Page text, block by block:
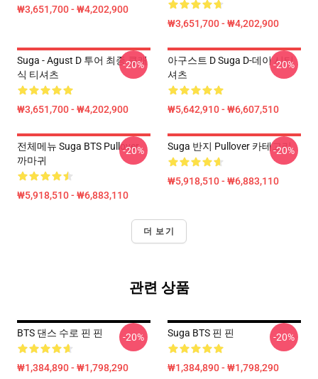
₩3,651,700 - ₩4,202,900
₩3,651,700 - ₩4,202,900
Suga - Agust D 투어 최종 클래
식 티셔츠
₩3,651,700 - ₩4,202,900
-20%
아구스트 D Suga D-데이 시티
셔츠
₩5,642,910 - ₩6,607,510
-20%
전체메뉴 Suga BTS Pullover
까마귀
₩5,918,510 - ₩6,883,110
-20% Suga 반지 Pullover 카테고리
₩5,918,510 - ₩6,883,110
-20%
더 보기
관련 상품
BTS 댄스 수로 핀 핀
₩1,384,890 - ₩1,798,290
-20% Suga BTS 핀 핀
₩1,384,890 - ₩1,798,290
-20%